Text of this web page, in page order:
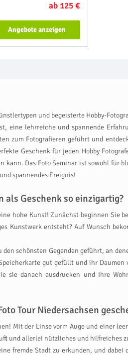
ab 125 €
Angebote anzeigen
und begeisterte Hobby-
lehrreiche und spannende
zum Fotografieren geführt und
Geschenk für jeden Hobby
kann. Das Foto Seminar ist sowohl
spannendes Ereignis!
als Geschenk so einzigartig?
hohe Kunst! Zunächst beginnen Sie
Kunstwerk entsteht? Auf Wunsch
schönsten Gegenden geführt, an
gut gefüllt und ihr
sie danach ausdrucken und Ihre
Tour Niedersachsen
Mit der Linse vorm Auge und einer
und allerlei nützliches und hilfreiches
fremde Stadt zu erkunden, und